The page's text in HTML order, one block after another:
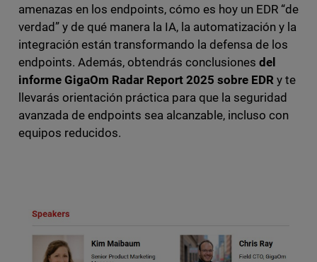
amenazas en los endpoints, cómo es hoy un EDR “de
verdad” y de qué manera la IA, la automatización y la
integración están transformando la defensa de los
endpoints. Además, obtendrás conclusionesdel
informe GigaOm Radar Report 2025 sobre EDR y te
llevarás orientación práctica para que la seguridad
avanzada de endpoints sea alcanzable, incluso con
equipos reducidos.